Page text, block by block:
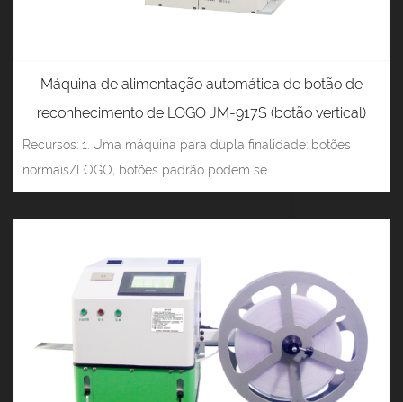
Máquina de alimentação automática de botão de
reconhecimento de LOGO JM-917S (botão vertical)
Recursos: 1. Uma máquina para dupla finalidade: botões
normais/LOGO, botões padrão podem se...